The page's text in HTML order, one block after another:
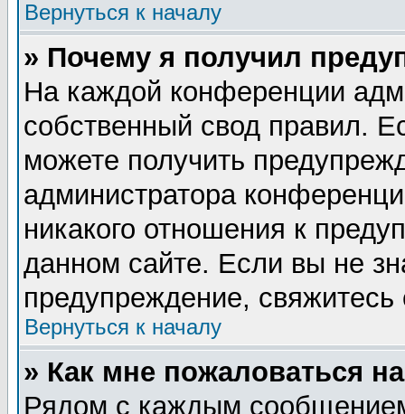
Вернуться к началу
» Почему я получил
На каждой конференции
собственный свод правил.
можете получить
администратора
никакого отношения к
данном сайте. Если вы не
предупреждение,
Вернуться к началу
» Как мне пожаловаться
Рядом с каждым